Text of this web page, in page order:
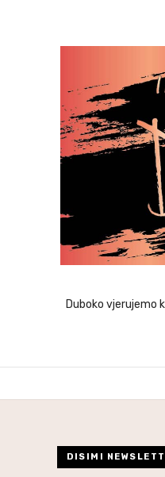
Duboko vjerujemo
DISIMI